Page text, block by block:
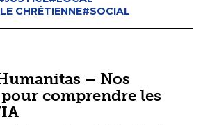
CHRÉTIENNE#SOCIAL
– Nos
comprendre les